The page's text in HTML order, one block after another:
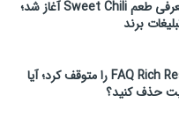
کمپین جدید چی‌توز با معرفی طعم Sweet Chili آغاز شد؛
برند
گوگل رسماً نمایش FAQ Rich Results را متوقف کرد؛ آیا